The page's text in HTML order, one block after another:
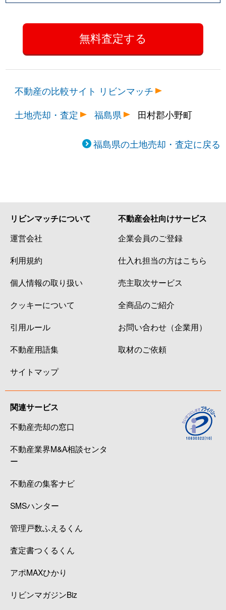
不動産の比較サイト リビンマッチ
土地売却・査定
福島県 田村郡小野町
福島県の土地売却・査定に戻る
リビンマッチについて
運営会社
利用規約
個人情報の取り扱い
クッキーについて
引用ルール
不動産用語集
サイトマップ
不動産会社向けサービス
企業会員のご登録
仕入れ担当の方はこちら
売主取次サービス
全商品のご紹介
お問い合わせ（企業用）
取材のご依頼
関連サービス
不動産売却の窓口
不動産業界M&A相談センタ
ー
不動産の集客ナビ
SMSハンター
管理戸数ふえるくん
査定書つくるくん
アポMAXひかり
リビンマガジンBiz